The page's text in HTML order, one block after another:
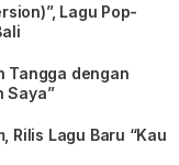
Lagu Pop-
Tangga dengan
Saya”
Rilis Lagu Baru “Kau